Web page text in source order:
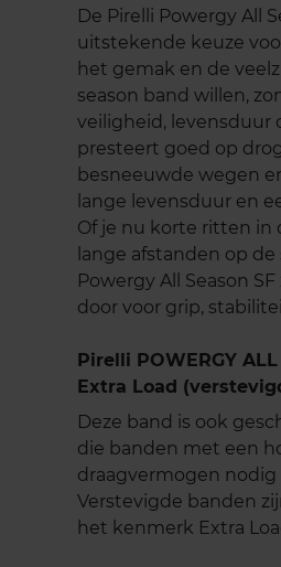
De Pirelli Powergy All
uitstekende keuze
het gemak en de
season band willen,
veiligheid, levensduur
presteert goed op
besneeuwde wegen
lange levensduur en
Of je nu korte ritten in
lange afstanden op
Powergy All Season
door voor grip,
Pirelli POWERGY
Extra Load
Deze band is ook
die banden met een
draagvermogen nodig
Verstevigde banden
het kenmerk Extra